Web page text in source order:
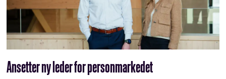
Ansetter ny leder for personmarkedet